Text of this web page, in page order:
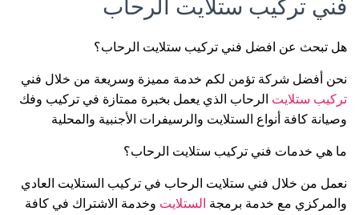
فني تركيب ستلايت الرحاب
هل تبحث عن افضل فني تركيب ستلايت الرحاب؟
نحن أفضل شركة تؤمن لكم خدمة مميزة وسريعة من خلال فني
تركيب ستلايت الرحاب الذي يعمل بخبرة ممتازة في تركيب وفك
وصيانة كافة أنواع الستلايت والرسيفرات الأجنبية والمحلية
ما هي خدمات فني تركيب ستلايت الرحاب؟
نعمل من خلال فني ستلايت الرحاب في تركيب الستلايت العادي
والمركزي مع خدمة برمجة الستلايت وخدمة الاشتراك في كافة